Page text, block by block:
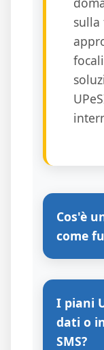
sulla
Cos'è
come
I piani
dati o
SMS?